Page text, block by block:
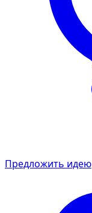
Предложить идею